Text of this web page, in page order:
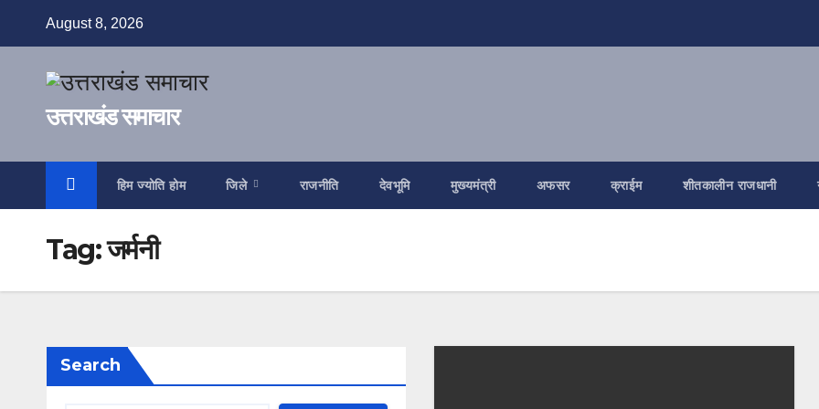
August 8, 2026
उत्तराखंड समाचार
हिम ज्योति होम जिले राजनीति देवभूमि मुख्यमंत्री अफसर क्राईम शीतकालीन राजधानी
Tag:जर्मनी
Search